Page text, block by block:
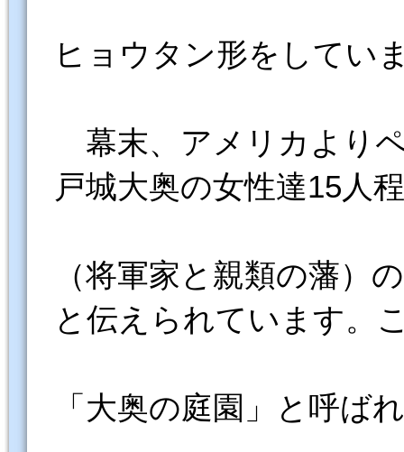
ヒョウタン形をしてい
幕末、アメリカより
戸城大奥の女性達15人
（将軍家と親類の藩）
と伝えられています。
「大奥の庭園」と呼ば